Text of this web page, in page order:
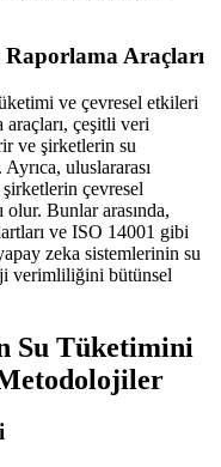
Araçları
ve çevresel etkileri
çeşitli veri
ve şirketlerin su
uluslararası
çevresel
olur. Bunlar arasında,
ve ISO 14001 gibi
zeka sistemlerinin su
verimliliğini bütünsel
Su Tüketimini